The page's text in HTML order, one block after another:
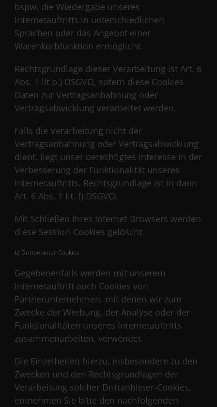
bspw. die Wiedergabe unseres
Internetauftritts in unterschiedlichen
Sprachen oder das Angebot einer
Warenkorbfunktion ermöglicht.
Rechtsgrundlage dieser Verarbeitung ist Art. 6
Abs. 1 lit b.) DSGVO, sofern diese Cookies
Daten zur Vertragsanbahnung oder
Vertragsabwicklung verarbeitet werden.
Falls die Verarbeitung nicht der
Vertragsanbahnung oder Vertragsabwicklung
dient, liegt unser berechtigtes Interesse in der
Verbesserung der Funktionalität unseres
Internetauftritts. Rechtsgrundlage ist in dann
Art. 6 Abs. 1 lit. f) DSGVO.
Mit Schließen Ihres Internet-Browsers werden
diese Session-Cookies gelöscht.
b) Drittanbieter-Cookies
Gegebenenfalls werden mit unserem
Internetauftritt auch Cookies von
Partnerunternehmen, mit denen wir zum
Zwecke der Werbung, der Analyse oder der
Funktionalitäten unseres Internetauftritts
zusammenarbeiten, verwendet.
Die Einzelheiten hierzu, insbesondere zu den
Zwecken und den Rechtsgrundlagen der
Verarbeitung solcher Drittanbieter-Cookies,
entnehmen Sie bitte den nachfolgenden